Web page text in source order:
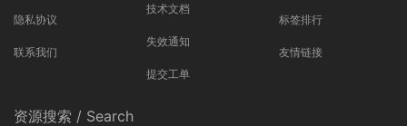
隐私协议
联系我们
技术文档
失效通知
提交工单
标签排行
友情链接
资源搜索 / Search